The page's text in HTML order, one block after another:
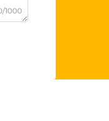
1000